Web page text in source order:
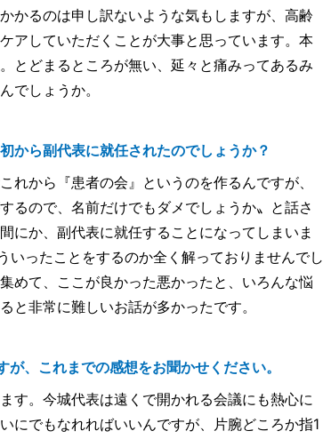
かるのは申し訳ないような気もしますが、高齢
アしていただくことが大事と思っています。本
とどまるところが無い、延々と痛みってあるみ
でしょうか。
から副代表に就任されたのでしょうか？
から『患者の会』というのを作るんですが、
るので、名前だけでもダメでしょうか〟と話さ
にか、副代表に就任することになってしまいま
ったことをするのか全く解っておりませんでし
めて、ここが良かった悪かったと、いろんな悩
非常に難しいお話が多かったです。
、これまでの感想をお聞かせください。
す。今城代表は遠くで開かれる会議にも熱心に
にでもなれればいいんですが、片腕どころか指1